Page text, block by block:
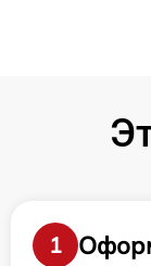
1